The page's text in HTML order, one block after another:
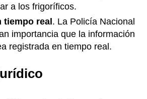
a los frigoríficos.
tiempo real . La Policía Nacional
importancia que la información
registrada en tiempo real.